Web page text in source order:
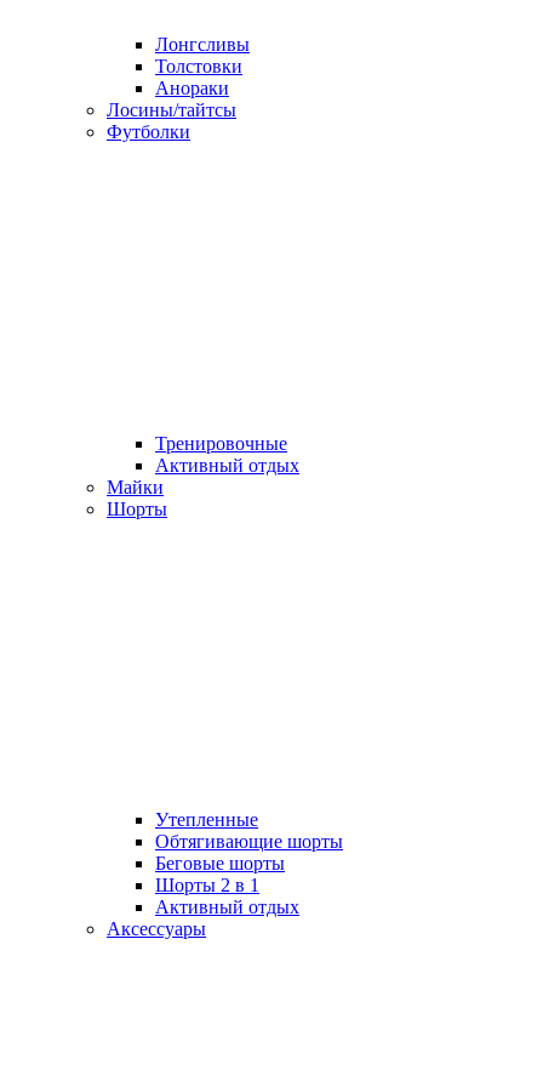
Лонгсливы
Толстовки
Анораки
Лосины/тайтсы
Футболки
Тренировочные
Активный отдых
Майки
Шорты
Утепленные
Обтягивающие шорты
Беговые шорты
Шорты 2 в 1
Активный отдых
Аксессуары